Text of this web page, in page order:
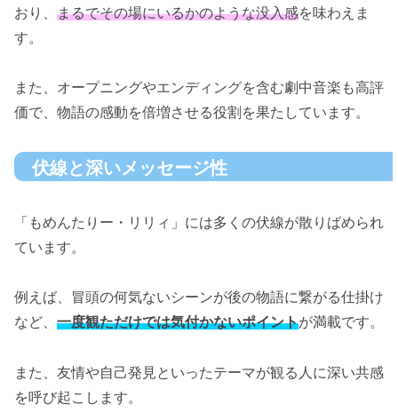
おり、 まるでその場にいるかのような没入感を味わえま
す。
また、オープニングやエンディングを含む劇中音楽も高評
価で、物語の感動を倍増させる役割を果たしています。
伏線と深いメッセージ性
「もめんたりー・リリィ」には多くの伏線が散りばめられ
ています。
例えば、冒頭の何気ないシーンが後の物語に繋がる仕掛け
など、 一度観ただけでは気付かないポイントが満載です。
また、友情や自己発見といったテーマが観る人に深い共感
を呼び起こします。